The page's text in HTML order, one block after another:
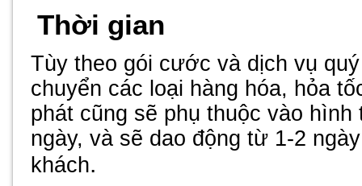
Thời gian
Tùy theo gói cước và dịch vụ
chuyển các loại hàng hóa, hỏa
phát cũng sẽ phụ thuộc vào
ngày, và sẽ dao động từ 1-2
khách.